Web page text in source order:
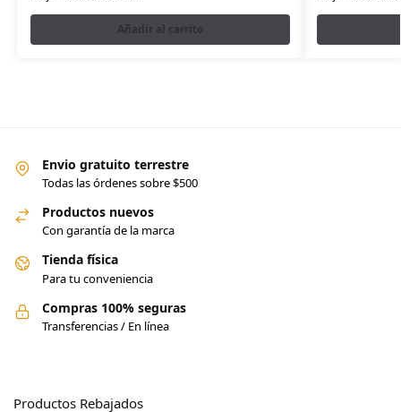
Añadir al carrito
Envio gratuito terrestre
Todas las órdenes sobre $500
Productos nuevos
Con garantía de la marca
Tienda física
Para tu conveniencia
Compras 100% seguras
Transferencias / En línea
Productos Rebajados